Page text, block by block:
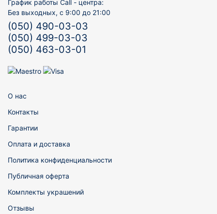
График работы Call - центра:
Без выходных, с 9:00 до 21:00
(050) 490-03-03
(050) 499-03-03
(050) 463-03-01
О нас
Контакты
Гарантии
Оплата и доставка
Политика конфиденциальности
Публичная оферта
Комплекты украшений
Отзывы